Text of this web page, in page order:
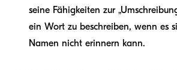
seine Fähigkeiten zur
ein Wort zu beschreiben, wenn es
Namen nicht erinnern kann.